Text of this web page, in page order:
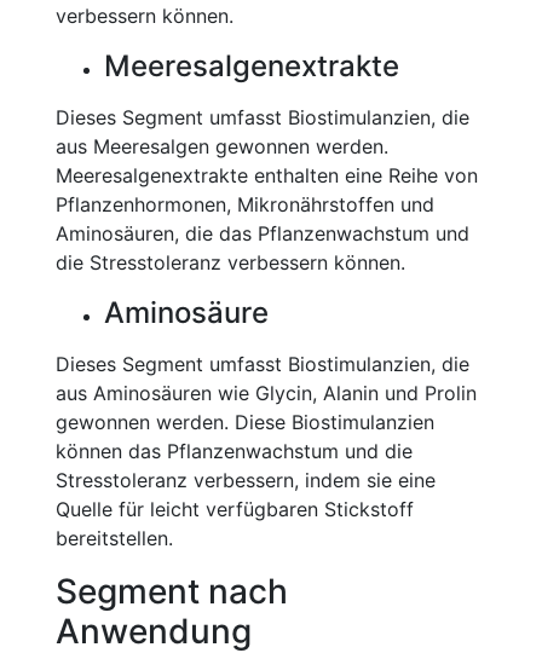
verbessern können.
Meeresalgenextrakte
Dieses Segment umfasst Biostimulanzien, die
aus Meeresalgen gewonnen werden.
Meeresalgenextrakte enthalten eine Reihe von
Pflanzenhormonen, Mikronährstoffen und
Aminosäuren, die das Pflanzenwachstum und
die Stresstoleranz verbessern können.
Aminosäure
Dieses Segment umfasst Biostimulanzien, die
aus Aminosäuren wie Glycin, Alanin und Prolin
gewonnen werden. Diese Biostimulanzien
können das Pflanzenwachstum und die
Stresstoleranz verbessern, indem sie eine
Quelle für leicht verfügbaren Stickstoff
bereitstellen.
Segment nach
Anwendung